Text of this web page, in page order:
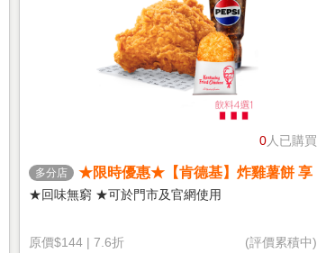
0人已購買
多分店
★限時優惠★【肯德基】炸雞薯餅 享
樂券
★回味無窮 ★可於門市及官網使用
原價$144 | 7.6折 (評價累積中)